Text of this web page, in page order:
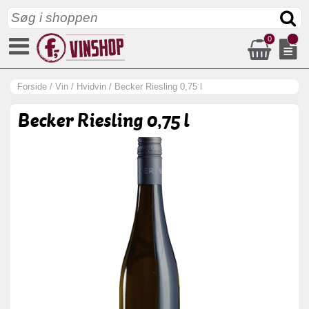
0
Forside / Vin / Hvidvin / Becker Riesling 0,75 l
Becker Riesling 0,75 l